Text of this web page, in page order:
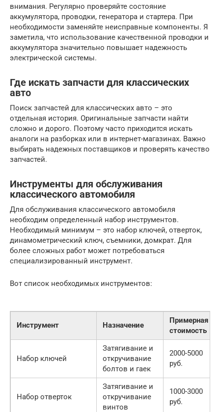
внимания. Регулярно проверяйте состояние
аккумулятора, проводки, генератора и стартера. При
необходимости заменяйте неисправные компоненты. Я
заметила, что использование качественной проводки и
аккумулятора значительно повышает надежность
электрической системы.
Где искать запчасти для классических
авто
Поиск запчастей для классических авто – это
отдельная история. Оригинальные запчасти найти
сложно и дорого. Поэтому часто приходится искать
аналоги на разборках или в интернет-магазинах. Важно
выбирать надежных поставщиков и проверять качество
запчастей.
Инструменты для обслуживания
классического автомобиля
Для обслуживания классического автомобиля
необходим определенный набор инструментов.
Необходимый минимум – это набор ключей, отверток,
динамометрический ключ, съемники, домкрат. Для
более сложных работ может потребоваться
специализированный инструмент.
Вот список необходимых инструментов:
Инструмент Назначение
Примерная
стоимость
Набор ключей
Затягивание и
откручивание
болтов и гаек
2000-5000
руб.
Набор отверток
Затягивание и
откручивание
винтов
1000-3000
руб.